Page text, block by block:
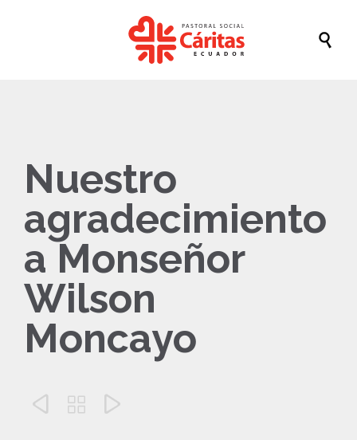

Nuestro
agradecimiento
a Monseñor
Wilson
Moncayo
  